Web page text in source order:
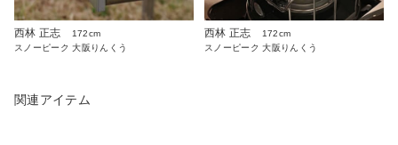
西林 正志
172cm
スノーピーク 大阪りんくう
西林 正志
172cm
スノーピーク 大阪りんくう
関連アイテム